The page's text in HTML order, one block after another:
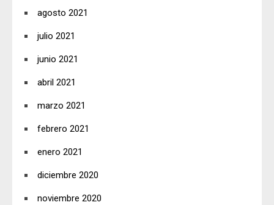
agosto 2021
julio 2021
junio 2021
abril 2021
marzo 2021
febrero 2021
enero 2021
diciembre 2020
noviembre 2020